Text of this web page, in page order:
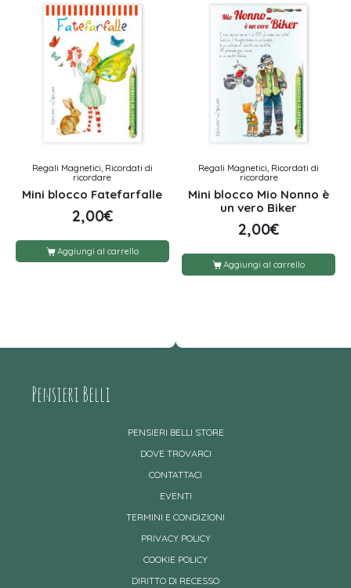
Regali Magnetici, Ricordati di
ricordare
Mini blocco Fatefarfalle
2,00€
Aggiungi al carrello
Regali Magnetici, Ricordati di
ricordare
Mini blocco Mio Nonno è
un vero Biker
2,00€
Aggiungi al carrello
Pensieri Belli
PENSIERI BELLI STORE
DOVE TROVARCI
CONTATTACI
EVENTI
TERMINI E CONDIZIONI
PRIVACY POLICY
COOKIE POLICY
DIRITTO DI RECESSO